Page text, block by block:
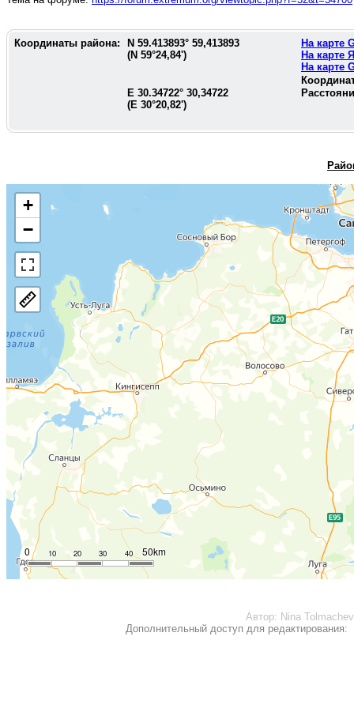
Координаты района: N 59.413893° 59,413893
(N 59°24,84')
На карте
На карте
На карте
E 30.34722° 30,34722
(E 30°20,82')
+
−
10
0 20 30 40 50km
Автор: Nina
Дополнительный доступ для редактирования: